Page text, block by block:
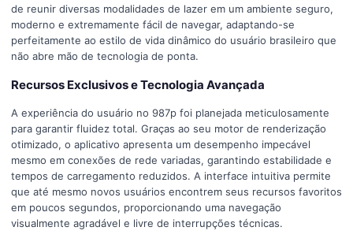
de reunir diversas modalidades de lazer em um ambiente seguro,
moderno e extremamente fácil de navegar, adaptando-se
perfeitamente ao estilo de vida dinâmico do usuário brasileiro que
não abre mão de tecnologia de ponta.
Recursos Exclusivos e Tecnologia Avançada
A experiência do usuário no 987p foi planejada meticulosamente
para garantir fluidez total. Graças ao seu motor de renderização
otimizado, o aplicativo apresenta um desempenho impecável
mesmo em conexões de rede variadas, garantindo estabilidade e
tempos de carregamento reduzidos. A interface intuitiva permite
que até mesmo novos usuários encontrem seus recursos favoritos
em poucos segundos, proporcionando uma navegação
visualmente agradável e livre de interrupções técnicas.